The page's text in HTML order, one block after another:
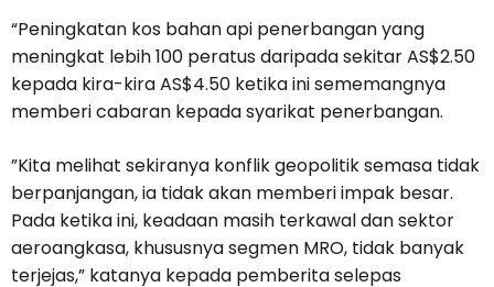
“Peningkatan kos bahan api penerbangan yang
meningkat lebih 100 peratus daripada sekitar AS$2.50
kepada kira-kira AS$4.50 ketika ini sememangnya
memberi cabaran kepada syarikat penerbangan.
”Kita melihat sekiranya konflik geopolitik semasa tidak
berpanjangan, ia tidak akan memberi impak besar.
Pada ketika ini, keadaan masih terkawal dan sektor
aeroangkasa, khususnya segmen MRO, tidak banyak
terjejas,” katanya kepada pemberita selepas